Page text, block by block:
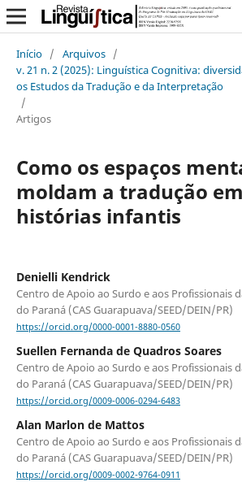
Início / Arquivos /
v. 21 n. 2 (2025): Linguística Cognitiva:
os Estudos da Tradução e da Interpretação
/
Artigos
Como os espaços
moldam a tradução
histórias infantis
Denielli Kendrick
Centro de Apoio ao Surdo e aos Profissionais
do Paraná (CAS Guarapuava/SEED/DEIN/PR)
https://orcid.org/0000-0001-8880-0560
Suellen Fernanda de Quadros Soares
Centro de Apoio ao Surdo e aos Profissionais
do Paraná (CAS Guarapuava/SEED/DEIN/PR)
https://orcid.org/0009-0006-0294-6483
Alan Marlon de Mattos
Centro de Apoio ao Surdo e aos Profissionais
do Paraná (CAS Guarapuava/SEED/DEIN/PR)
https://orcid.org/0009-0002-9764-0911